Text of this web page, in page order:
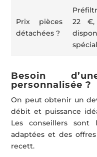
Prix pièces
détachées ?
22 €,
Besoin
personnalisée ?
On peut obtenir un
débit et puissance
Les conseillers
adaptées et des
recett.